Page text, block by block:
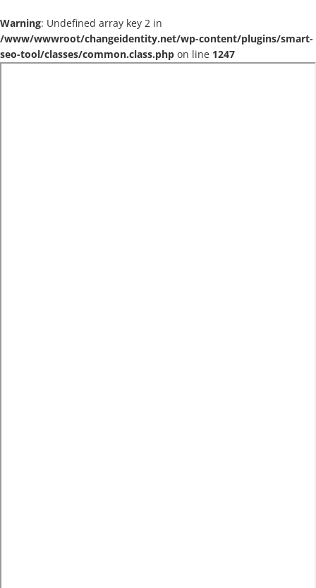
Warning: Undefined array key 2 in
/www/wwwroot/changeidentity.net/wp-content/plugins/smart-
seo-tool/classes/common.class.php on line 1247